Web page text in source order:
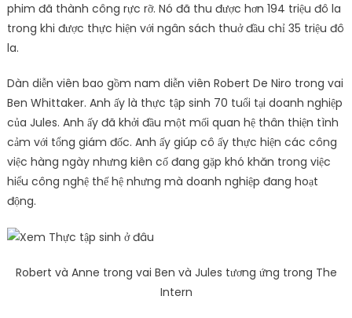
phim đã thành công rực rỡ. Nó đã thu được hơn 194 triệu đô la
trong khi được thực hiện với ngân sách thuở đầu chỉ 35 triệu đô
la.
Dàn diễn viên bao gồm nam diễn viên Robert De Niro trong vai
Ben Whittaker. Anh ấy là thực tập sinh 70 tuổi tại doanh nghiệp
của Jules. Anh ấy đã khởi đầu một mối quan hệ thân thiện tình
cảm với tổng giám đốc. Anh ấy giúp cô ấy thực hiện các công
việc hàng ngày nhưng kiên cố đang gặp khó khăn trong việc
hiểu công nghệ thế hệ nhưng mà doanh nghiệp đang hoạt
động.
Robert và Anne trong vai Ben và Jules tương ứng trong The
Intern